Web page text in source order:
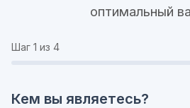
оптимальный
Шаг 1 из 4
Кем вы являетесь?